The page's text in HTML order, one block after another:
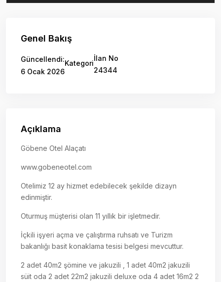
Genel Bakış
Güncellendi:
6 Ocak 2026
Kategori
İlan No
24344
Açıklama
Göbene Otel Alaçatı
www.gobeneotel.com
Otelimiz 12 ay hizmet edebilecek şekilde dizayn
edinmiştir.
Oturmuş müşterisi olan 11 yıllık bir işletmedir.
İçkili işyeri açma ve çalıştırma ruhsatı ve Turizm
bakanlığı basit konaklama tesisi belgesi mevcuttur.
2 adet 40m2 şömine ve jakuzili , 1 adet 40m2 jakuzili
süit oda 2 adet 22m2 jakuzili deluxe oda 4 adet 16m2 2